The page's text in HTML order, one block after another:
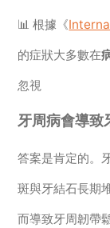
📊 根據《
的症狀大多數在
忽視
牙周病會導致
答案是肯定的。
斑與牙結石長期
而導致牙周韌帶